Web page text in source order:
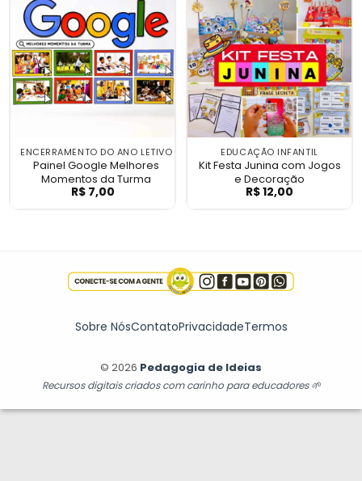
ENCERRAMENTO DO ANO LETIVO
Painel Google Melhores
Momentos da Turma
Painel Google Melhores Momentos da
R$7,00
EDUCAÇÃO INFANTIL
Kit Festa Junina com Jogos
e Decoração
Kit Festa
R$12,00
Sobre NósContatoPrivacidadeTermos
© 2026 Pedagogia de Ideias
Recursos digitais criados com carinho para educadores 🌱